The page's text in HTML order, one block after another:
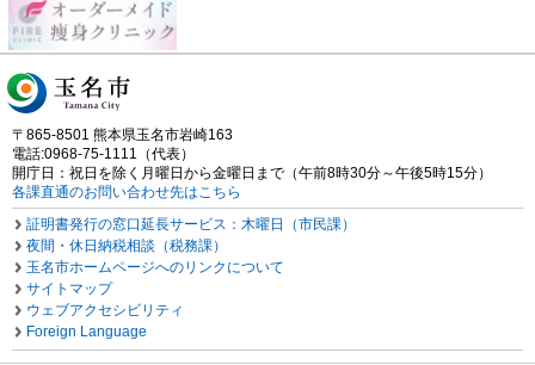
〒865-8501 熊本県玉名市岩崎163
電話:0968-75-1111（代表）
開庁日：祝日を除く月曜日から金曜日まで（午前8時30分～午後5時15分）
各課直通のお問い合わせ先はこちら
証明書発行の窓口延長サービス：木曜日（市民課）
夜間・休日納税相談（税務課）
玉名市ホームページへのリンクについて
サイトマップ
ウェブアクセシビリティ
Foreign Language